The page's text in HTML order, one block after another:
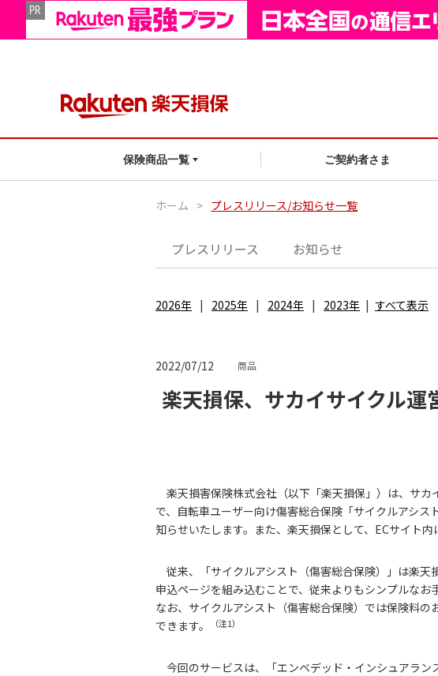
保険商品一覧 ご契約者さま
ホーム > プレスリリース/お知らせ一覧
プレスリリース お知らせ
2026年 2025年 2024年 2023年 すべて表示
2022/07/12 商品
楽天損保、サカイサイクル
楽天損害保険株式会社（以下「楽天損保」）は、サ
で、自転車ユーザー向け傷害総合保険「サイクルアシ
知らせいたします。また、楽天損保として、ECサイト
従来、「サイクルアシスト（傷害総合保険）」は楽
申込ページを組み込むことで、従来よりもシンプルなお
なお、サイクルアシスト（傷害総合保険）では保険料
できます。
（注1）
今回のサービスは、「エンベデッド・インシュアラ